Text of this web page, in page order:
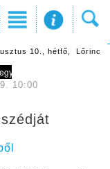
10., hétfő, Lőrinc
10:00